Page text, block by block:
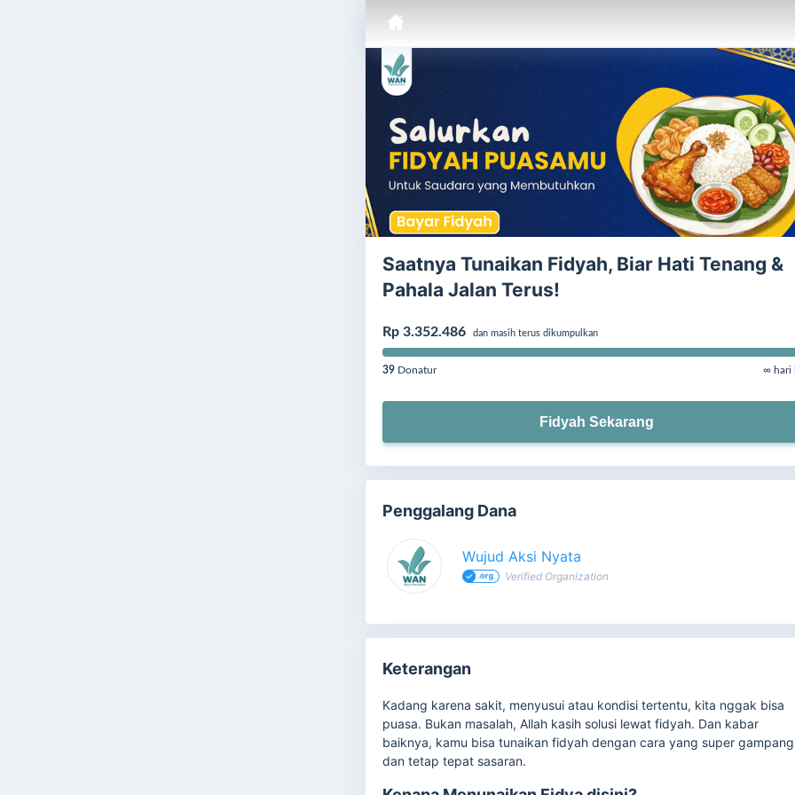
Saatnya Tunaikan Fidyah, Biar Hati Tenang &
Pahala Jalan Terus!
Rp 3.352.486 dan masih terus dikumpulkan
39 Donatur ∞ hari
Fidyah Sekarang
Penggalang Dana
Wujud Aksi Nyata
Verified Organization
Keterangan
Kadang karena sakit, menyusui atau kondisi tertentu, kita nggak bisa
puasa. Bukan masalah, Allah kasih solusi lewat fidyah. Dan kabar
baiknya, kamu bisa tunaikan fidyah dengan cara yang super gampang
dan tetap tepat sasaran.